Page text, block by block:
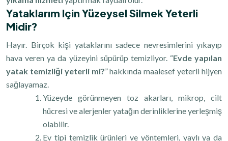
Yataklarım Için Yüzeysel Silmek Yeterli
Midir?
Hayır. Birçok kişi yataklarını sadece nevresimlerini yıkayıp
hava veren ya da yüzeyini süpürüp temizliyor. “Evde yapılan
yatak temizliği yeterli mi?” hakkında maalesef yeterli hijyen
sağlayamaz.
Yüzeyde görünmeyen toz akarları, mikrop, cilt
hücresi ve alerjenler yatağın derinliklerine yerleşmiş
olabilir.
Ev tipi temizlik ürünleri ve yöntemleri, yaylı ya da